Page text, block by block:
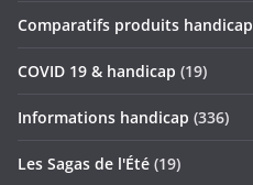
Comparatifs produits handicap
COVID 19 & handicap (19)
Informations handicap (336)
Les Sagas de l'Été (19)